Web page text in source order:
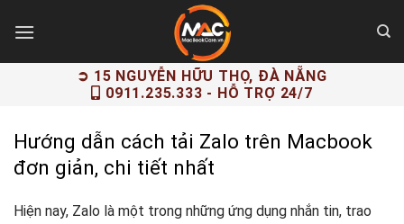
➲ 15 NGUYỄN HỮU THỌ, ĐÀ NẴNG
0911.235.333 - HỖ TRỢ 24/7
Hướng dẫn cách tải Zalo trên Macbook
đơn giản, chi tiết nhất
Hiện nay, Zalo là một trong những ứng dụng nhắn tin, trao